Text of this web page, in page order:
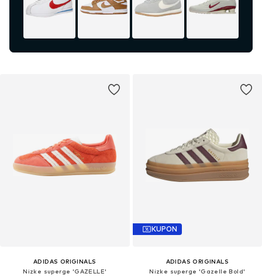
ADIDAS ORIGINALS
Nizke superge 'GAZELLE'
KUPON
ADIDAS ORIGINALS
Nizke superge 'Gazelle Bold'